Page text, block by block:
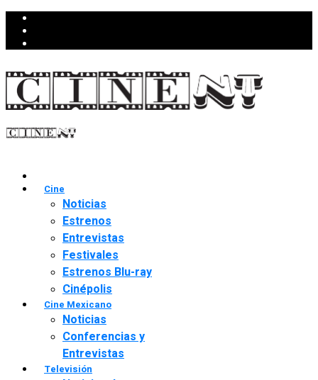
Cine
Noticias
Estrenos
Entrevistas
Festivales
Estrenos Blu-ray
Cinépolis
Cine Mexicano
Noticias
Conferencias y
Entrevistas
Televisión